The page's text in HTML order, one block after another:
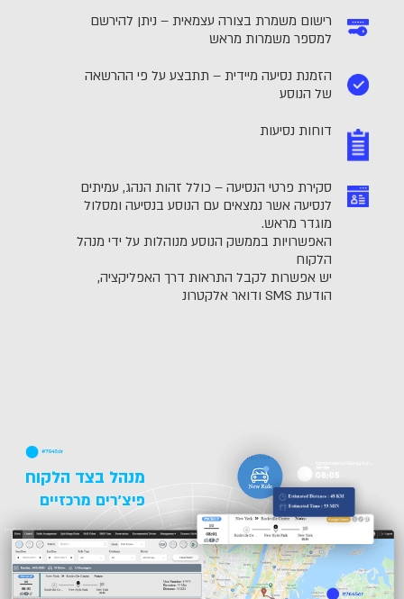
רישום משמרת בצורה עצמאית – ניתן להירשם
למספר משמרות מראש
הזמנת נסיעה מיידית – תתבצע על פי ההרשאה
של הנוסע
דוחות נסיעות
סקירת פרטי הנסיעה – כולל זהות הנהג, עמיתים
לנסיעה אשר נמצאים עם הנוסע בנסיעה ומסלול
מוגדר מראש.
האפשרויות בממשק הנוסע מנוהלות על ידי מנהל
הלקוח
יש אפשרות לקבל התראות דרך האפליקציה,
הודעת SMS ודואר אלקטרונ
מנהל בצד הלקוח
פיצ'רים מרכזיים